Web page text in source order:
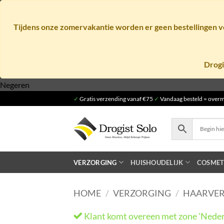
Tijdens onze zomervakantie worden er geen
Negeren
inhoud
✓ Gratis verzending vanaf €75 ✓ Vandaag besteld =
VERZORGING HUISHOUDELIJK
HOME / VERZORGING /
Klant komt overeen met zone